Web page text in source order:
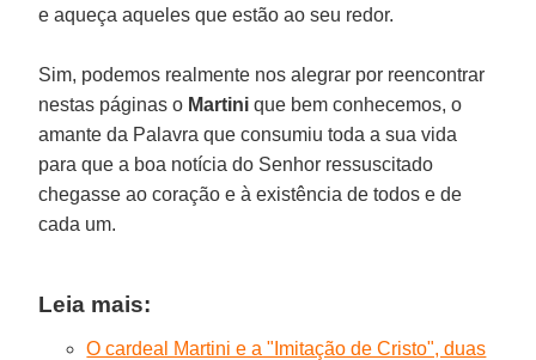
e aqueça aqueles que estão ao seu redor.
Sim, podemos realmente nos alegrar por reencontrar
nestas páginas o Martini que bem conhecemos, o
amante da Palavra que consumiu toda a sua vida
para que a boa notícia do Senhor ressuscitado
chegasse ao coração e à existência de todos e de
cada um.
Leia mais:
O cardeal Martini e a "Imitação de Cristo", duas